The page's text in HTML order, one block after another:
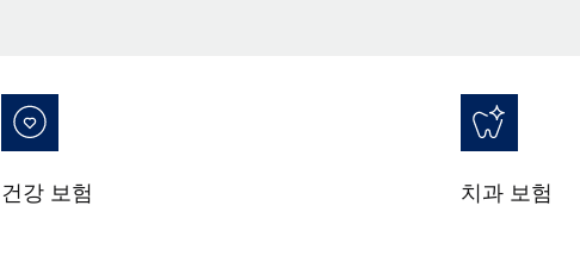
건강 보험 치과 보험